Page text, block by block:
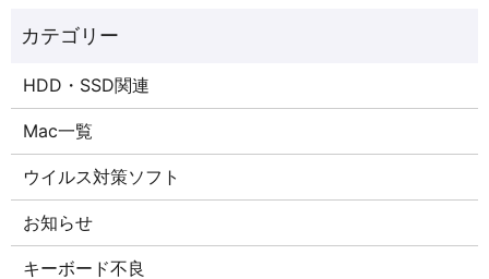
HDD・SSD関連
Mac一覧
ウイルス対策ソフト
お知らせ
キーボード不良